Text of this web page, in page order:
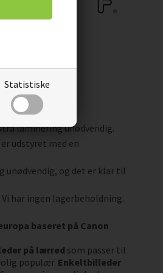
Statistiske
snavs.
fleece.
laminering unødvendig.
udstyret med en
unødvendig, og det er klar til
har ingen lagerbeholdning.
baseret på Canon
på lærred som passer til
populær. Enkeltbilleder